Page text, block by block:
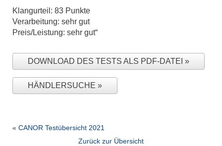
Klangurteil: 83 Punkte
Verarbeitung: sehr gut
Preis/Leistung: sehr gut“
DOWNLOAD DES TESTS ALS PDF-DATEI
HÄNDLERSUCHE
« CANOR Testübersicht 2021
Zurück zur Übersicht